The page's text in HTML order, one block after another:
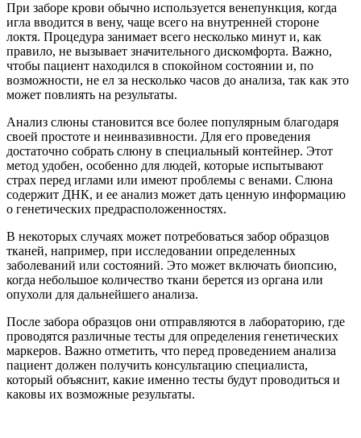
При заборе крови обычно используется венепункция, когда
игла вводится в вену, чаще всего на внутренней стороне
локтя. Процедура занимает всего несколько минут и, как
правило, не вызывает значительного дискомфорта. Важно,
чтобы пациент находился в спокойном состоянии и, по
возможности, не ел за несколько часов до анализа, так как это
может повлиять на результаты.
Анализ слюны становится все более популярным благодаря
своей простоте и неинвазивности. Для его проведения
достаточно собрать слюну в специальный контейнер. Этот
метод удобен, особенно для людей, которые испытывают
страх перед иглами или имеют проблемы с венами. Слюна
содержит ДНК, и ее анализ может дать ценную информацию
о генетических предрасположенностях.
В некоторых случаях может потребоваться забор образцов
тканей, например, при исследовании определенных
заболеваний или состояний. Это может включать биопсию,
когда небольшое количество ткани берется из органа или
опухоли для дальнейшего анализа.
После забора образцов они отправляются в лабораторию, где
проводятся различные тесты для определения генетических
маркеров. Важно отметить, что перед проведением анализа
пациент должен получить консультацию специалиста,
который объяснит, какие именно тесты будут проводиться и
каковы их возможные результаты.